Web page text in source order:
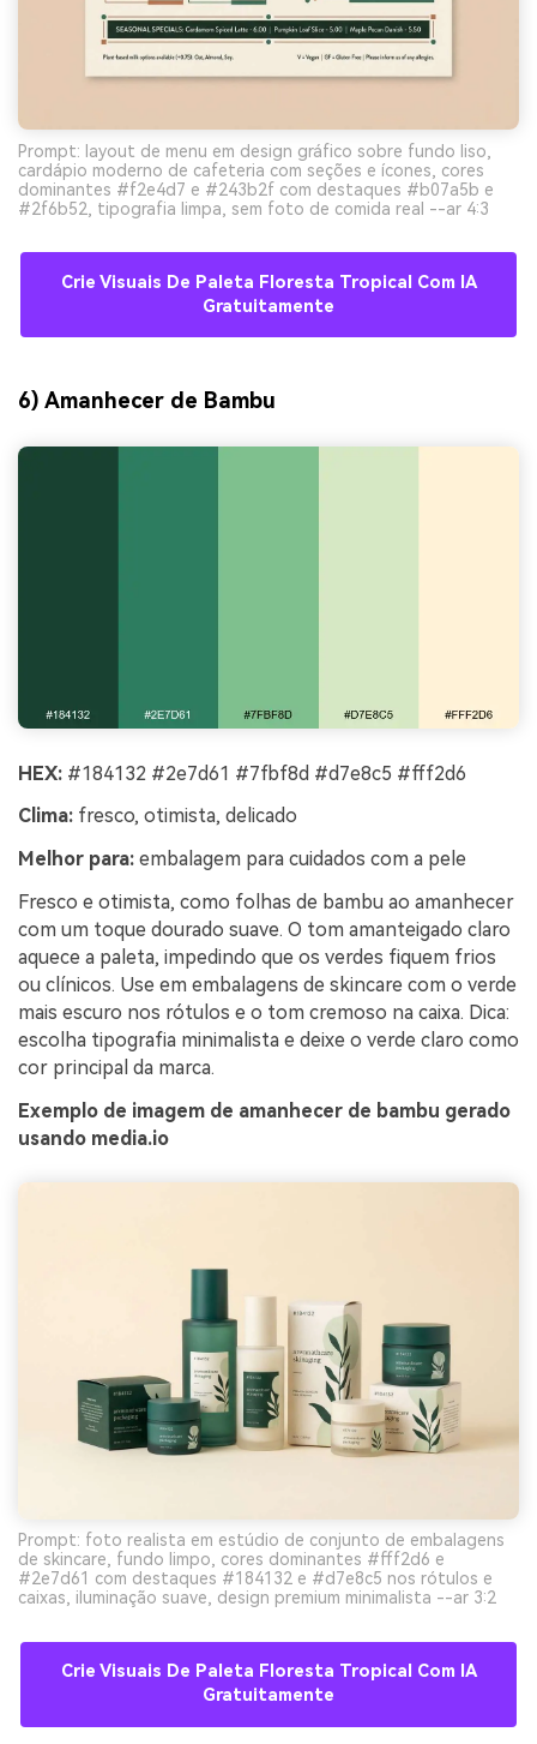
Prompt: layout de menu em design gráfico sobre fundo liso,
cardápio moderno de cafeteria com seções e ícones, cores
dominantes #f2e4d7 e #243b2f com destaques #b07a5b e
#2f6b52, tipografia limpa, sem foto de comida real --ar 4:3
Crie Visuais De Paleta Floresta Tropical Com IA
Gratuitamente
6) Amanhecer de Bambu
HEX: #184132 #2e7d61 #7fbf8d #d7e8c5 #fff2d6
Clima: fresco, otimista, delicado
Melhor para: embalagem para cuidados com a pele
Fresco e otimista, como folhas de bambu ao amanhecer
com um toque dourado suave. O tom amanteigado claro
aquece a paleta, impedindo que os verdes fiquem frios
ou clínicos. Use em embalagens de skincare com o verde
mais escuro nos rótulos e o tom cremoso na caixa. Dica:
escolha tipografia minimalista e deixe o verde claro como
cor principal da marca.
Exemplo de imagem de amanhecer de bambu gerado
usando media.io
Prompt: foto realista em estúdio de conjunto de embalagens
de skincare, fundo limpo, cores dominantes #fff2d6 e
#2e7d61 com destaques #184132 e #d7e8c5 nos rótulos e
caixas, iluminação suave, design premium minimalista --ar 3:2
Crie Visuais De Paleta Floresta Tropical Com IA
Gratuitamente